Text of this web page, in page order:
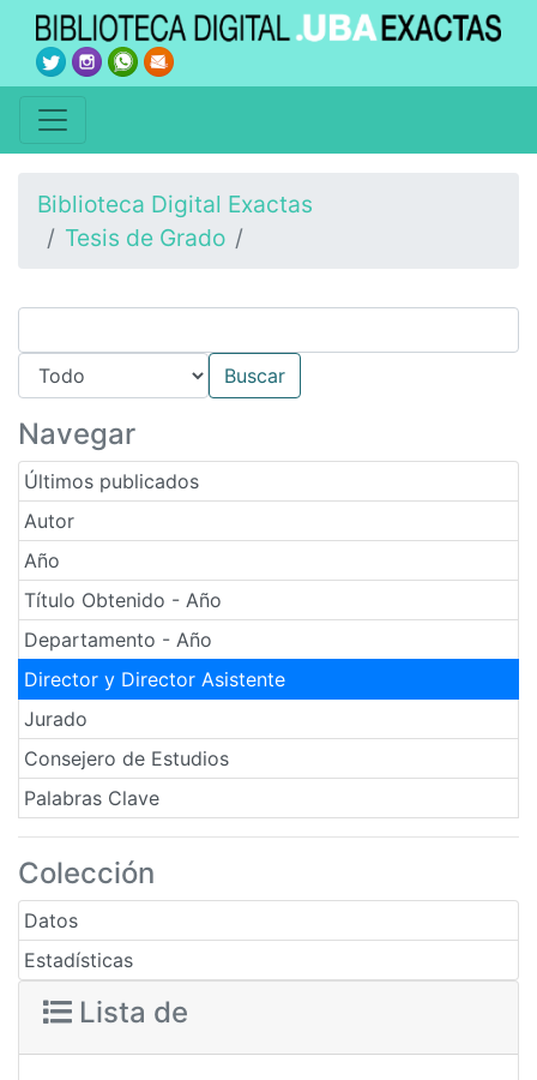
Biblioteca Digital Exactas
Tesis de Grado
Navegar
Últimos publicados
Autor
Año
Título Obtenido - Año
Departamento - Año
Director y Director Asistente
Jurado
Consejero de Estudios
Palabras Clave
Colección
Datos
Estadísticas
Lista de